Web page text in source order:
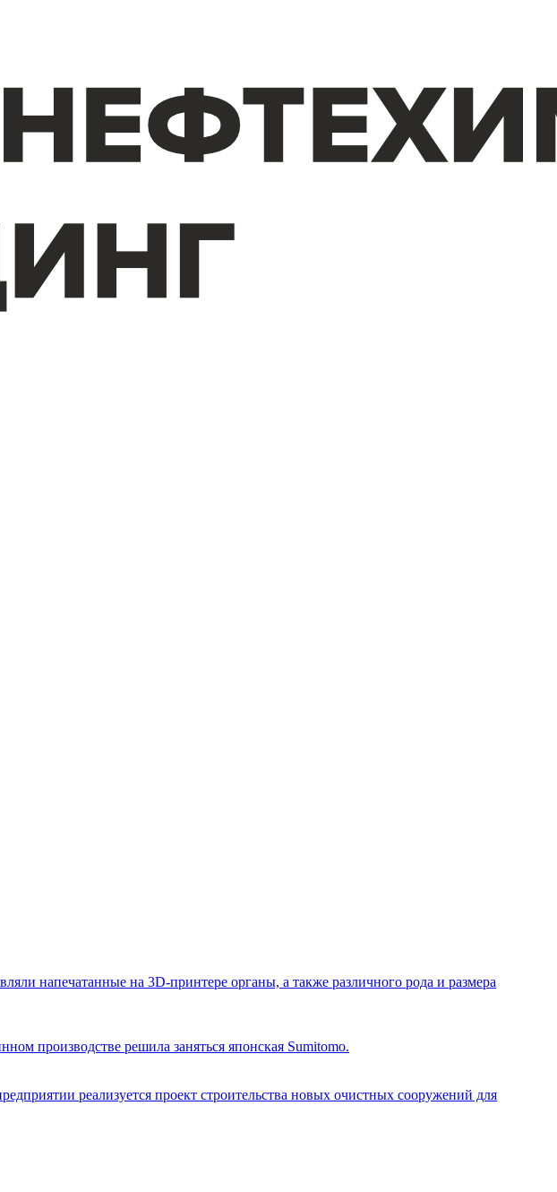
напечатанные на 3D-принтере органы, а также различного рода и размера
производстве решила заняться японская Sumitomo.
реализуется проект строительства новых очистных сооружений для